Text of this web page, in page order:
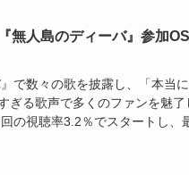
無人島のディーバ』参加
で数々の歌を披露し、「本当
ぎる歌声で多くのファンを魅了
の視聴率3.2％でスタートし、